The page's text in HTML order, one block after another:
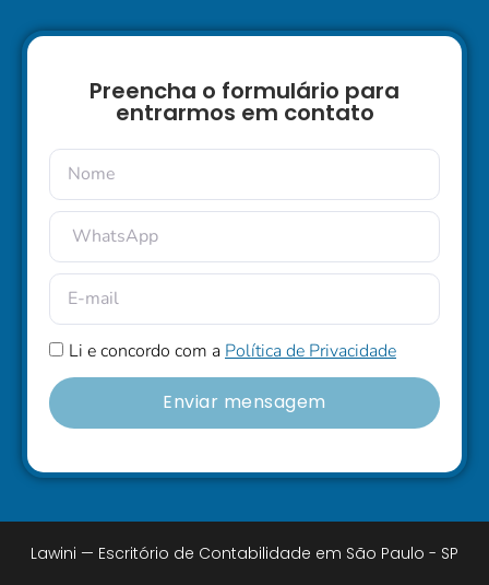
Preencha o formulário para
entrarmos em contato
Li e concordo com a Política de Privacidade
Enviar mensagem
Lawini — Escritório de Contabilidade em São Paulo - SP